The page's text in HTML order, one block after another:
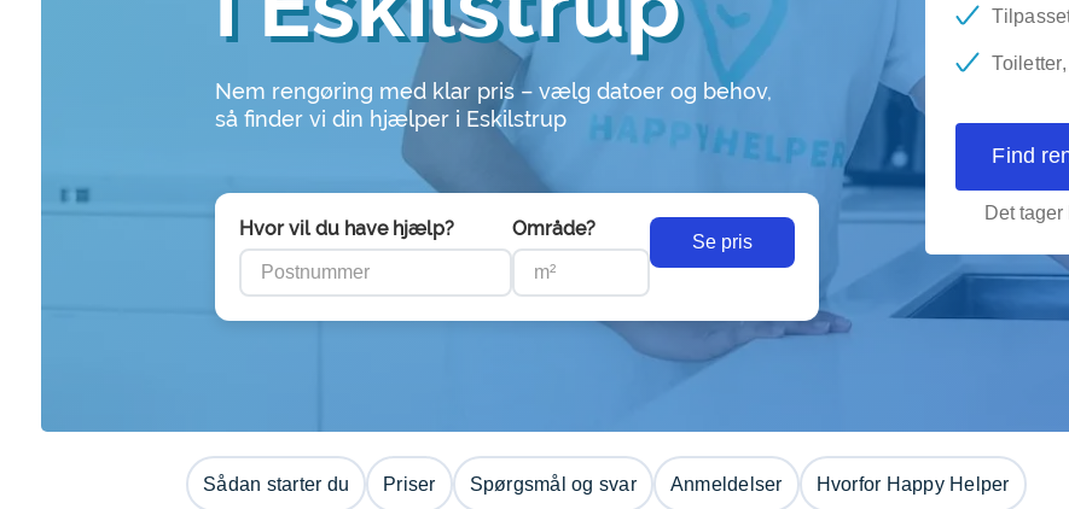
Nem rengøring med klar pris – vælg datoer og behov,
så finder vi din hjælper i Eskilstrup
Hvor vil du have hjælp? Område?
Se pris
Find
Det tager
Sådan starter du Priser Spørgsmål og svar Anmeldelser Hvorfor Happy Helper